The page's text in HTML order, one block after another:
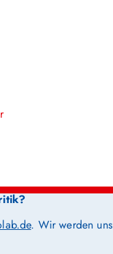
. Wir werden uns